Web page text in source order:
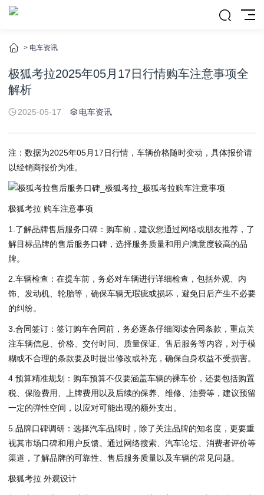
> 电车资讯
极狐考拉2025年05月17日行情购车注意事项全
解析
2025-05-17 电车资讯
注：数据为2025年05月17日行情，车辆价格随时变动，具体报价请
以经销商报价为准。
极狐考拉 购车注意事项
1.了解品牌售后服务口碑：购车前，建议您通过网络或朋友推荐，了
解目标品牌的售后服务口碑，选择服务质量和用户满意度较高的品
牌。
2.车辆检查：在提车前，务必对车辆进行详细检查，包括外观、内
饰、发动机、轮胎等，确保车辆无瑕疵或损坏，避免日后产生不必要
的纠纷。
3.合同签订：签订购车合同前，务必逐条仔细阅读合同条款，重点关
注车辆信息、价格、交付时间、质量保证、售后服务等内容，对于模
糊或不合理的条款要及时提出修改或补充，确保自身权益不受损害。
4.预算精准规划：购车预算不仅要涵盖车辆的裸车价，还要包括购置
税、保险费用、上牌费用以及后续的保养、维修、油费等，建议预留
一定的弹性空间，以应对可能出现的额外支出。
5.品牌口碑调研：选择汽车品牌时，除了关注品牌的知名度，更要重
视其市场口碑和用户反馈。通过网络搜索、汽车论坛、消费者评价等
渠道，了解品牌的可靠性、售后服务质量以及车辆的常见问题。
极狐考拉 外观设计